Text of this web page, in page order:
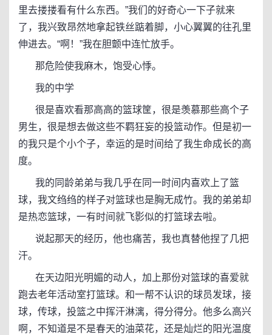
里去搂搂看有什么东西。”我们的好奇心一下子就来
了，我兴致昂然地拿起铁丝踮着脚，小心翼翼的往孔里
伸进去。“啊！”我在胆颤中连忙放手。
那危险使我麻木，饱受心悸。
我的中学
很是喜欢看那高高的篮球筐，很是羡慕那些高个子
男生，很是想去做这些不羁狂妄的投篮动作。但是初一
的我只是个小个子，幸运的是时间给了我生命成长的高
度。
我的同龄弟弟与我几乎在同一时间内喜欢上了篮
球，我文绉绉的样子对篮球也是胸无成竹。我的弟弟却
是热恋篮球，一有时间就飞影似的打篮球去啦。
说起那天的经历，他也痛苦，我也真替他捏了几把
汗。
在天边阳光明媚的动人，加上那份对篮球的喜爱就
跑去老年活动室打篮球。和一帮不认识的球员发球，接
球，传球，投篮之中挥汗淋漓，得分得分。他多么高兴
啊，不知道是不是春天的油菜花，还是灿烂的阳光温度